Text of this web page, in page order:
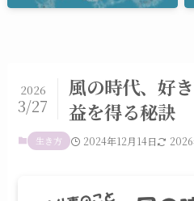
風の時代、好
益を得る秘訣
2026
3/27
生き方 2024年12月14日